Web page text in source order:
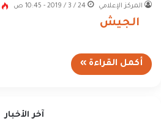
المركز الإعلامي 24 / 3 / 2019 - 10:45 ص
الجيش
أكمل القراءة »
آخر الأخبار